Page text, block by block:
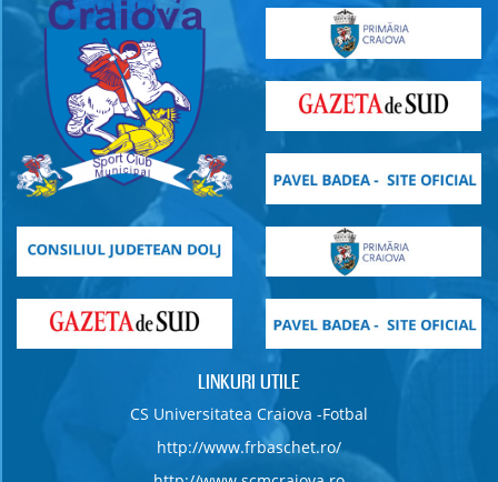
LINKURI UTILE
CS Universitatea Craiova -Fotbal
http://www.frbaschet.ro/